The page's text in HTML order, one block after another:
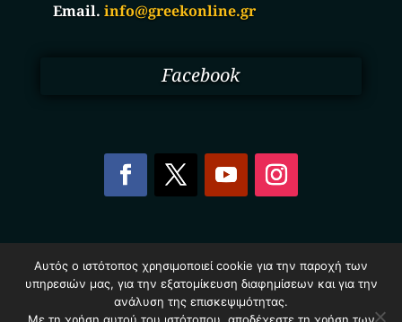
Email.info@greekonline.gr
Facebook
Επιχειρήσεων Ελλάδας – Greekonline.gr. All Rights
Reserved.
Όροι & Προυποθέσεις–Προστασία Προσωπικών
Αυτός ο ιστότοπος χρησιμοποιεί cookie για την παροχή των
υπηρεσιών μας, για την εξατομίκευση διαφημίσεων και για την
ανάλυση της επισκεψιμότητας.